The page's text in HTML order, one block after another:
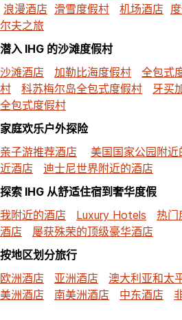
浪漫酒店 滑雪度假村 机场酒店
尔夫之旅
潜入 IHG 的沙滩度假村
沙滩酒店
加勒比海度假村 全包式
村
科苏梅尔岛全包式度假村 牙买
全包式度假村
家庭欢乐户外探险
亲子游推荐酒店
美国国家公园附近
近酒店
迪士尼世界附近的酒店
探索 IHG 从舒适住宿到奢华度假
我附近的酒店
Luxury Hotels 热门
酒店
屡获殊荣的顶级豪华酒店
按地区划分旅行
欧洲酒店
亚洲酒店 澳大利亚和太
美洲酒店
南美洲酒店 中东酒店